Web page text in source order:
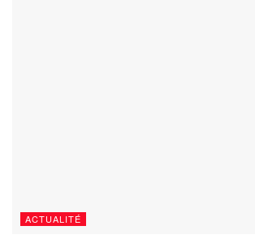
ACTUALITÉ